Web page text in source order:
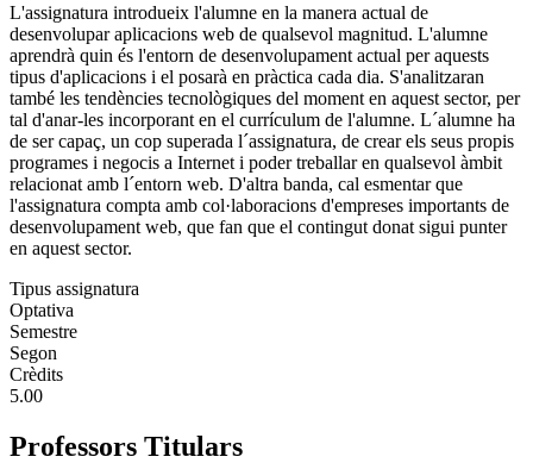
L'assignatura introdueix l'alumne en la manera actual de
desenvolupar aplicacions web de qualsevol magnitud. L'alumne
aprendrà quin és l'entorn de desenvolupament actual per aquests
tipus d'aplicacions i el posarà en pràctica cada dia. S'analitzaran
també les tendències tecnològiques del moment en aquest sector, per
tal d'anar-les incorporant en el currículum de l'alumne. L´alumne ha
de ser capaç, un cop superada l´assignatura, de crear els seus propis
programes i negocis a Internet i poder treballar en qualsevol àmbit
relacionat amb l´entorn web. D'altra banda, cal esmentar que
l'assignatura compta amb col·laboracions d'empreses importants de
desenvolupament web, que fan que el contingut donat sigui punter
en aquest sector.
Tipus assignatura
Optativa
Semestre
Segon
Crèdits
5.00
Professors Titulars